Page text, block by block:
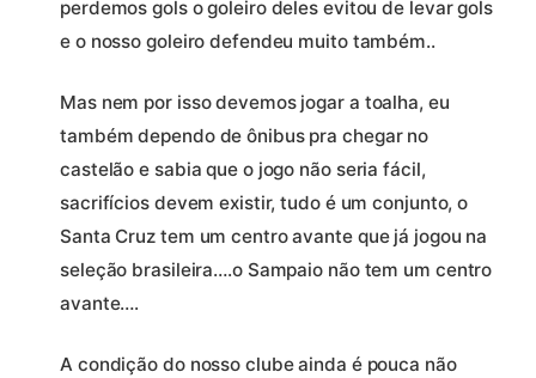
perdemos gols o goleiro deles evitou de levar gols
e o nosso goleiro defendeu muito também..
Mas nem por isso devemos jogar a toalha, eu
também dependo de ônibus pra chegar no
castelão e sabia que o jogo não seria fácil,
sacrifícios devem existir, tudo é um conjunto, o
Santa Cruz tem um centro avante que já jogou na
seleção brasileira….o Sampaio não tem um centro
avante….
A condição do nosso clube ainda é pouca não